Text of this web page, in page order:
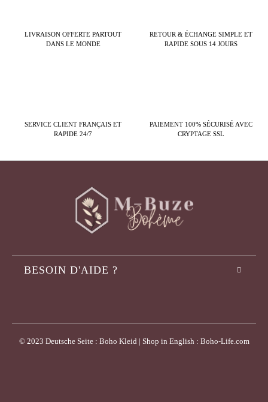
LIVRAISON OFFERTE PARTOUT
DANS LE MONDE
RETOUR & ÉCHANGE SIMPLE ET
RAPIDE SOUS 14 JOURS
SERVICE CLIENT FRANÇAIS ET
RAPIDE 24/7
PAIEMENT 100% SÉCURISÉ AVEC
CRYPTAGE SSL
BESOIN D'AIDE ?
© 2023 Deutsche Seite : Boho Kleid | Shop in English : Boho-Life.com